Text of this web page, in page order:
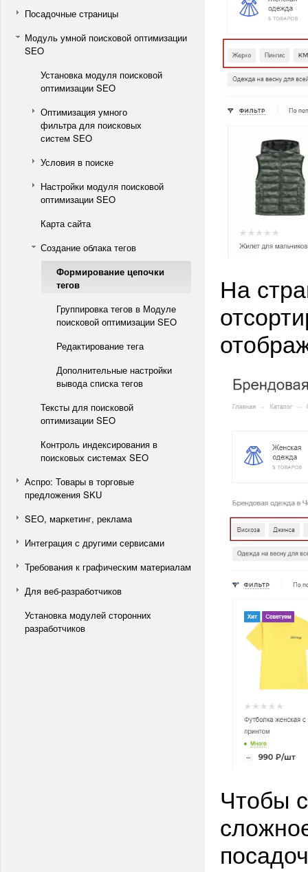
Посадочные страницы
Модуль умной поисковой оптимизации
SEO
Установка модуля поисковой
оптимизации SEO
Оптимизация умного
фильтра для поисковых
систем SEO
Условия в поиске
Настройки модуля поисковой
оптимизации SEO
Карта сайта
Создание облака тегов
Формирование цепочки
тегов
Группировка тегов в Модуле
поисковой оптимизации SEO
Редактирование тега
Дополнительные настройки
вывода списка тегов
Тексты для поисковой
оптимизации SEO
Контроль индексирования в
поисковых системах SEO
Аспро: Товары в торговые
предложения SKU
SEO, маркетинг, реклама
Интеграция с другими сервисами
Требования к графическим материалам
Для веб-разработчиков
Установка модулей сторонних
разработчиков
На
Чтобы